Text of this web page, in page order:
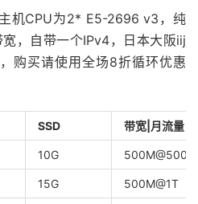
机CPU为2* E5-2696 v3，纯
，自带一个IPv4，日本大阪iij
购买请使用全场8折循环优惠
SSD 带宽|月流量
10G 500M@500G
15G 500M@1T